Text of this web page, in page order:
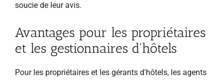
soucie de leur avis.
Avantages pour les propriétaires
et les gestionnaires d'hôtels
Pour les propriétaires et les gérants d'hôtels, les agents